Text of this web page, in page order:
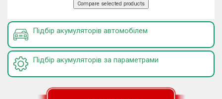
Підбір акумуляторів автомобілем
Підбір акумуляторів за параметрами